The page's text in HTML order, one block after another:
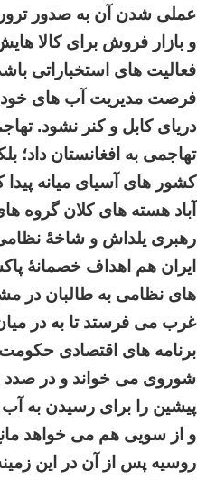
عملی شدن آن به صدور
و بازار فروش برای کالا
فعالیت های استخباراتی
فرصت مدیریت آب های خود
دریای کابل و کنر نشود.
تهاجمی به افغانستان داد؛
کشور های آسیای میانه پیدا
آباد هسته های کلان گروه
رهبری یلداش و شاخۀ
ایران هم اهداف خصمانۀ
های نظامی به طالبان در
غرب می فرستد تا به در
برنامه های اقتصادی
شوروی می خواند و در صدد
پیشین را برای رسیدن به
و از سویی هم می خواهد
روسیه پس از آن در این